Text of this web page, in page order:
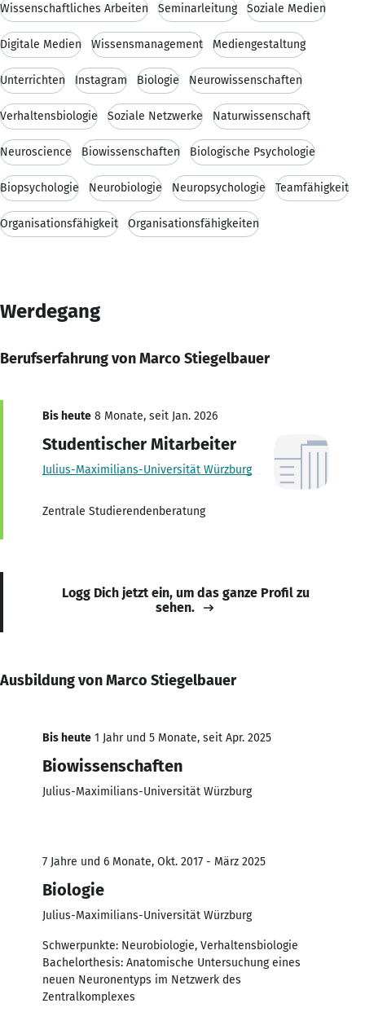
Wissenschaftliches Arbeiten Seminarleitung Soziale Medien
Digitale Medien Wissensmanagement Mediengestaltung
Unterrichten Instagram Biologie Neurowissenschaften
Verhaltensbiologie Soziale Netzwerke Naturwissenschaft
Neuroscience Biowissenschaften Biologische Psychologie
Biopsychologie Neurobiologie Neuropsychologie Teamfähigkeit
Organisationsfähigkeit Organisationsfähigkeiten
Werdegang
Berufserfahrung von Marco Stiegelbauer
Bis heute 8 Monate, seit Jan. 2026
Studentischer Mitarbeiter
Julius-Maximilians-Universität Würzburg
Zentrale Studierendenberatung
Logg Dich jetzt ein, um das ganze Profil zu
sehen.
Ausbildung von Marco Stiegelbauer
Bis heute 1 Jahr und 5 Monate, seit Apr. 2025
Biowissenschaften
Julius-Maximilians-Universität Würzburg
7 Jahre und 6 Monate, Okt. 2017 - März 2025
Biologie
Julius-Maximilians-Universität Würzburg
Schwerpunkte: Neurobiologie, Verhaltensbiologie
Bachelorthesis: Anatomische Untersuchung eines
neuen Neuronentyps im Netzwerk des
Zentralkomplexes